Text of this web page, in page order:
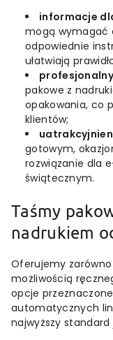
informacje
mogą wymagać
odpowiednie
ułatwiają
pakowe z
opakowania, co
klientów;
gotowym,
rozwiązanie dla
świątecznym.
Taśmy
nadrukiem
Oferujemy
możliwością
opcje
automatycznych
najwyższy standard